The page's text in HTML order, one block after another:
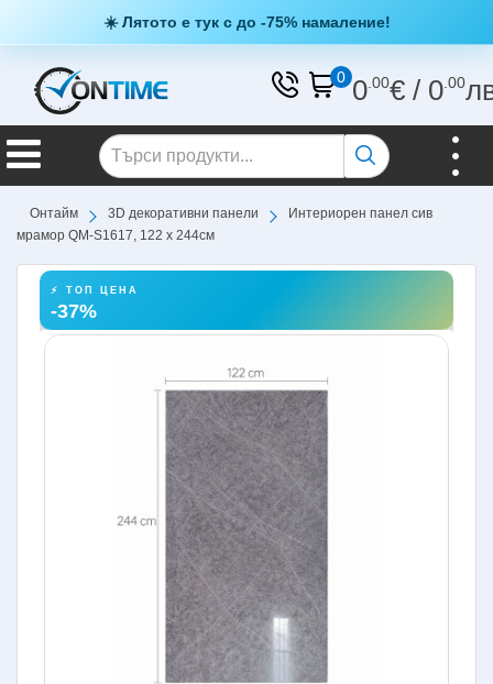
☀️ Лятото е тук с до -75% намаление!
0 0.00€/ 0.00
Онтайм 3D декоративни панели
Интериорен панел сив
мрамор QM-S1617, 122 х 244см
⚡ ТОП ЦЕНА
-37%